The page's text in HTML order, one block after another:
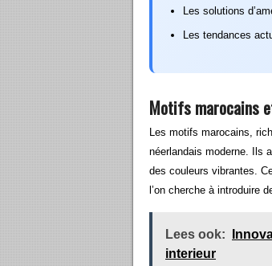
Les solutions
Les tendances
Motifs marocains
Les motifs marocains,
néerlandais moderne. Ils
des couleurs vibrantes.
l’on cherche à introduire
Lees ook:
interieur